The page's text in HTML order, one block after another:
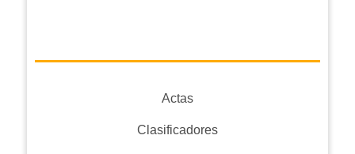
Actas
Clasificadores